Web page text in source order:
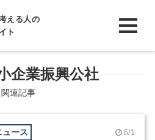
える人の
ト
企業振興公社
関連記事
ュース 6/1